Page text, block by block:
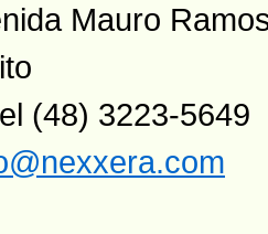
Mauro
(48) 3223-5649